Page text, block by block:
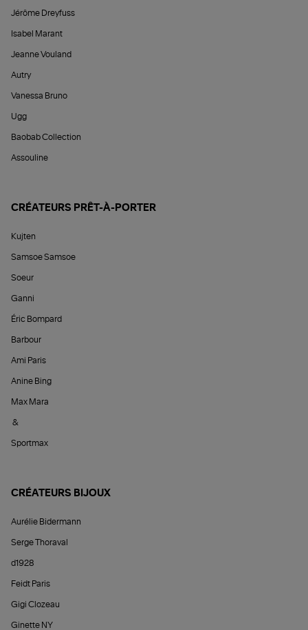
Jérôme Dreyfuss
Isabel Marant
Jeanne Vouland
Autry
Vanessa Bruno
Ugg
Baobab Collection
Assouline
CRÉATEURS PRÊT-À-PORTER
Kujten
Samsoe Samsoe
Soeur
Ganni
Éric Bompard
Barbour
Ami Paris
Anine Bing
Max Mara
&
Sportmax
CRÉATEURS BIJOUX
Aurélie Bidermann
Serge Thoraval
d1928
Feidt Paris
Gigi Clozeau
Ginette NY